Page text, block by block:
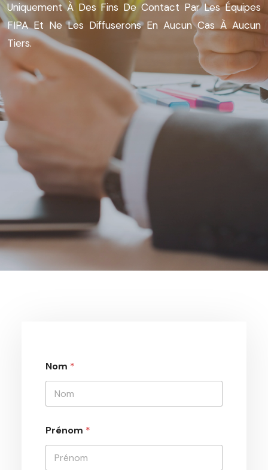
Uniquement À Des Fins De Contact Par Les Équipes
FIPA Et Ne Les Diffuserons En Aucun Cas À Aucun
Tiers.
Nom *
Prénom *